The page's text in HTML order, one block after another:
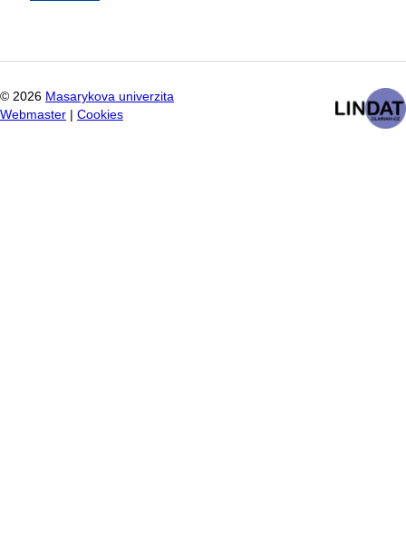
© 2026 Masarykova univerzita
Webmaster
Cookies